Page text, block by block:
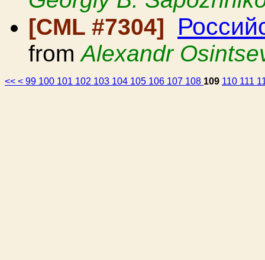
[CML #7304]
fromAlexandr
<< < 99 100 101 102 103 104 105 106 107 108 109 110 111